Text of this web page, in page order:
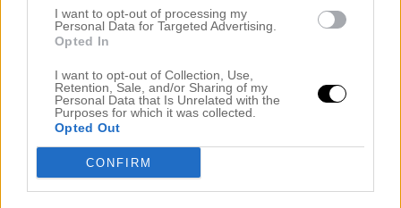
I want to opt-out of processing my
Personal Data for Targeted Advertising.
Opted In
I want to opt-out of Collection, Use,
Retention, Sale, and/or Sharing of my
Personal Data that Is Unrelated with the
Purposes for which it was collected.
Opted Out
CONFIRM
REKLAM BOENDE BÖDA SAND
REKLAM COUNTRYDREAMS
REKLAM SKÅNSKA BYGGVAROR
REKLAMLÄNK ASOS
RELAM VISTAMIA
Samarbeten
Shoppi Shoppi
Silkesapan
Skönhet